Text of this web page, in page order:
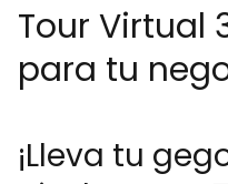
Tour Virtual
para tu
¡Lleva tu